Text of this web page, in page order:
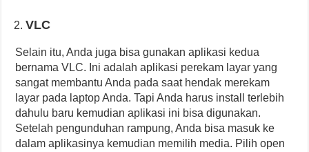
VLC
Selain itu, Anda juga bisa gunakan aplikasi kedua
bernama VLC. Ini adalah aplikasi perekam layar yang
sangat membantu Anda pada saat hendak merekam
layar pada laptop Anda. Tapi Anda harus install terlebih
dahulu baru kemudian aplikasi ini bisa digunakan.
Setelah pengunduhan rampung, Anda bisa masuk ke
dalam aplikasinya kemudian memilih media. Pilih open